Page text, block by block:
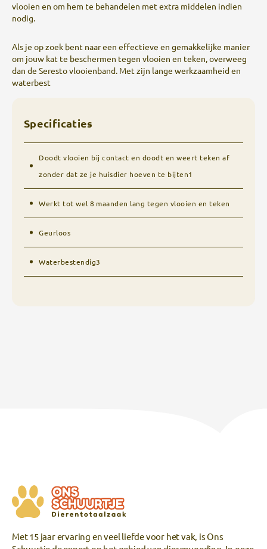
vlooien en om hem te behandelen met extra middelen indien
nodig.
Als je op zoek bent naar een effectieve en gemakkelijke manier
om jouw kat te beschermen tegen vlooien en teken, overweeg
dan de Seresto vlooienband. Met zijn lange werkzaamheid en
waterbest
Specificaties
Doodt vlooien bij contact en doodt en weert teken af
zonder dat ze je huisdier hoeven te bijten1
Werkt tot wel 8 maanden lang tegen vlooien en teken
Geurloos
Waterbestendig3
Met 15 jaar ervaring en veel liefde voor het vak, is Ons